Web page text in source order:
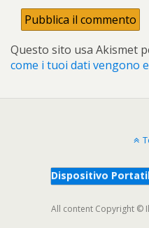
Questo sito usa Akismet
come i tuoi dati vengono
Dispositivo
All content Copyright ©